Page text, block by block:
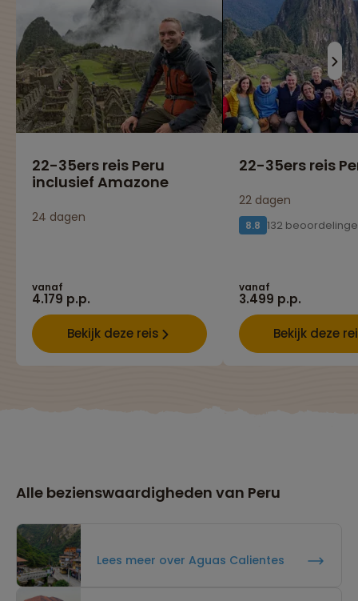
22-35ers reis Peru
inclusief Amazone
24 dagen
vanaf
4.179 p.p.
Bekijk deze reis
22-35ers reis
22 dagen
8.8 132
vanaf
3.499 p.p.
Bekijk deze
Alle bezienswaardigheden van Peru
Lees meer over Aguas Calientes